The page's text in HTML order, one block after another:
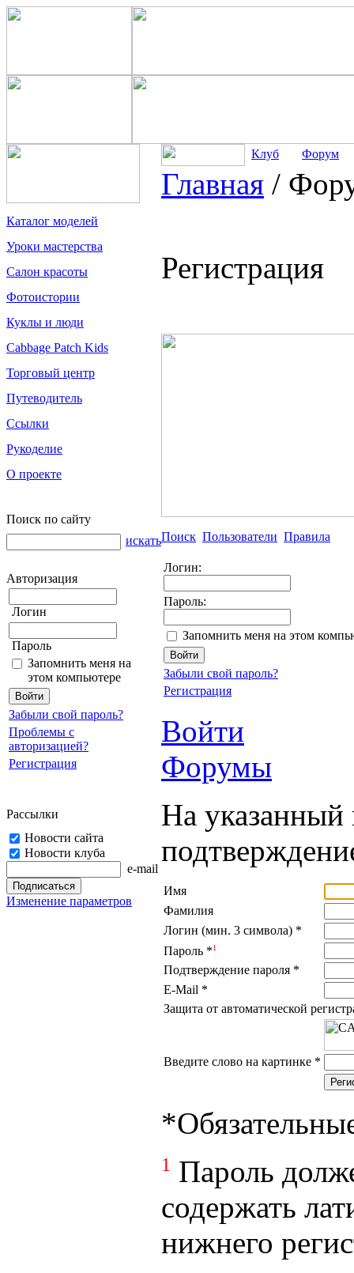
Каталог моделей
Уроки мастерства
Салон красоты
Фотоистории
Куклы и люди
Cabbage Patch Kids
Торговый центр
Путеводитель
Ссылки
Рукоделие
О проекте
Поиск по сайту
искать
Авторизация
Логин
Пароль
Запомнить меня на
этом компьютере
Забыли свой пароль?
Проблемы с
авторизацией?
Регистрация
Рассылки
Новости сайта
Новости клуба
e-mail
Изменение параметров
Клуб Форум
Главная /
Регистрация
Поиск Пользователи Правила
Логин:
Пароль:
Запомнить меня на этом
Забыли свой пароль?
Регистрация
Войти
Форумы
На указанный
Имя
Фамилия
Логин (мин. 3 символа) *
Пароль *1
Подтверждение пароля *
E-Mail *
Защита от автоматической
Введите слово на картинке *
*
1 Пароль
содержать
нижнего